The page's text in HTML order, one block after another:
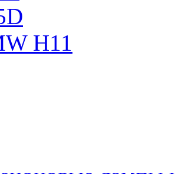
H11